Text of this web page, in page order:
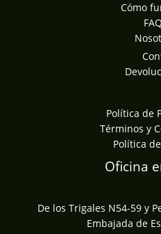
Cómo
Política de
Términos y
Política
Oficina
De los Trigales N54-59 y
Embajada de